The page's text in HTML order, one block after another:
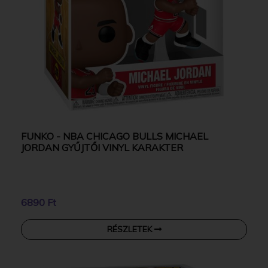
FUNKO - NBA CHICAGO BULLS MICHAEL
JORDAN GYŰJTŐI VINYL KARAKTER
6890 Ft
RÉSZLETEK